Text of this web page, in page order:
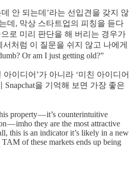
안 되는데’라는 선입견을 갖지 않
데, 막상 스타트업의 피칭을 듣다
로 미리 판단을 해 버리는 경우가
처럼 이 질문을 쉬지 않고 나에게
Or am I just getting old?”
이디어’가 아니라 ‘미친 아이디어
Snapchat을 기억해 보면 가장 좋은
property — it’s counterintuitive
— imho they are the most attractive
this is an indicator it’s likely in a new
of these markets ends up being